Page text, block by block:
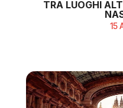
TRA LUOGHI
15